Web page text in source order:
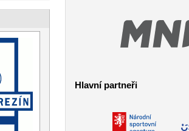
Hlavní partneři